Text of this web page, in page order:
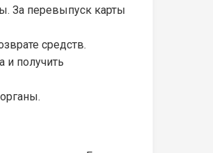
За перевыпуск карты
средств.
и получить